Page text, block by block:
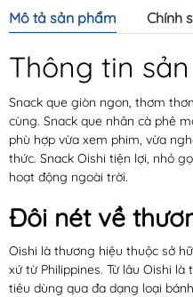
Mô tả sản phẩm Chính
Thông tin
Snack que giòn ngon, thơm
cùng. Snack que nhân cà phê
phù hợp vừa xem phim, vừa
thức. Snack Oishi tiện lợi, nhỏ
hoạt động ngoài trời.
Đôi nét về
Oishi là thương hiệu thuộc sở
xứ từ Philippines. Từ lâu Oishi
tiêu dùng qua đa dạng loại